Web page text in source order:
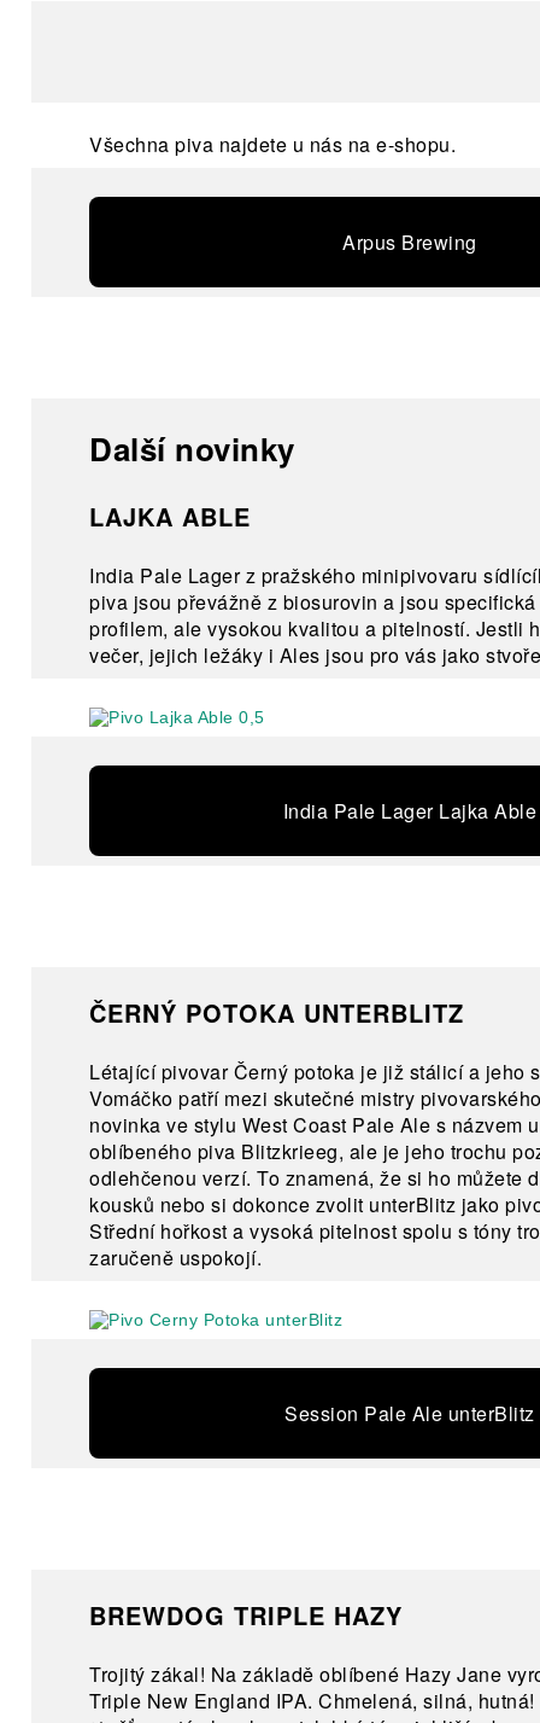
Všechna piva najdete u nás na e-shopu.
Arpus Brewing
Další novinky
LAJKA ABLE
India Pale Lager z pražského minipivovaru
piva jsou převážně z biosurovin a jsou
profilem, ale vysokou kvalitou a pitelností. Jestli
večer, jejich ležáky i Ales jsou pro vás jako
India Pale Lager Lajka Able
ČERNÝ POTOKA UNTERBLITZ
Létající pivovar Černý potoka je již stálicí a jeho
Vomáčko patří mezi skutečné mistry
novinka ve stylu West Coast Pale Ale s názvem
oblíbeného piva Blitzkrieeg, ale je jeho trochu
odlehčenou verzí. To znamená, že si ho můžete
kousků nebo si dokonce zvolit unterBlitz jako
Střední hořkost a vysoká pitelnost spolu s tóny
zaručeně uspokojí.
Session Pale Ale unterBlitz
BREWDOG TRIPLE HAZY
Trojitý zákal! Na základě oblíbené Hazy Jane
Triple New England IPA. Chmelená, silná,